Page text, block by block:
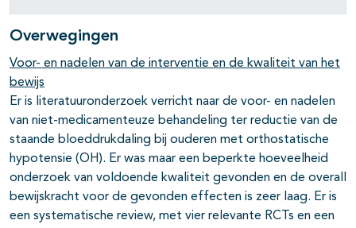
Overwegingen
Voor- en nadelen van de interventie en de kwaliteit van het
bewijs
Er is literatuuronderzoek verricht naar de voor- en nadelen
van niet-medicamenteuze behandeling ter reductie van de
staande bloeddrukdaling bij ouderen met orthostatische
hypotensie (OH). Er was maar een beperkte hoeveelheid
onderzoek van voldoende kwaliteit gevonden en de overall
bewijskracht voor de gevonden effecten is zeer laag. Er is
een systematische review, met vier relevante RCTs en een